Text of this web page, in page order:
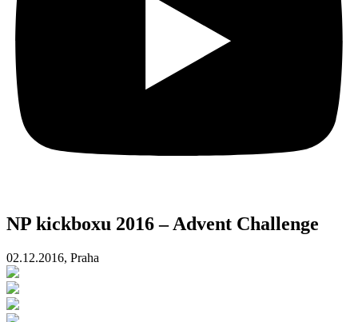
NP kickboxu 2016 – Advent Challenge
02.12.2016, Praha